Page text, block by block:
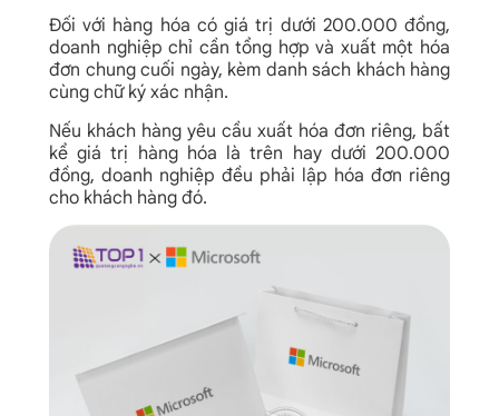
Đối với hàng hóa có giá trị dưới 200.000 đồng,
doanh nghiệp chỉ cần tổng hợp và xuất một hóa
đơn chung cuối ngày, kèm danh sách khách hàng
cùng chữ ký xác nhận.
Nếu khách hàng yêu cầu xuất hóa đơn riêng, bất
kể giá trị hàng hóa là trên hay dưới 200.000
đồng, doanh nghiệp đều phải lập hóa đơn riêng
cho khách hàng đó.